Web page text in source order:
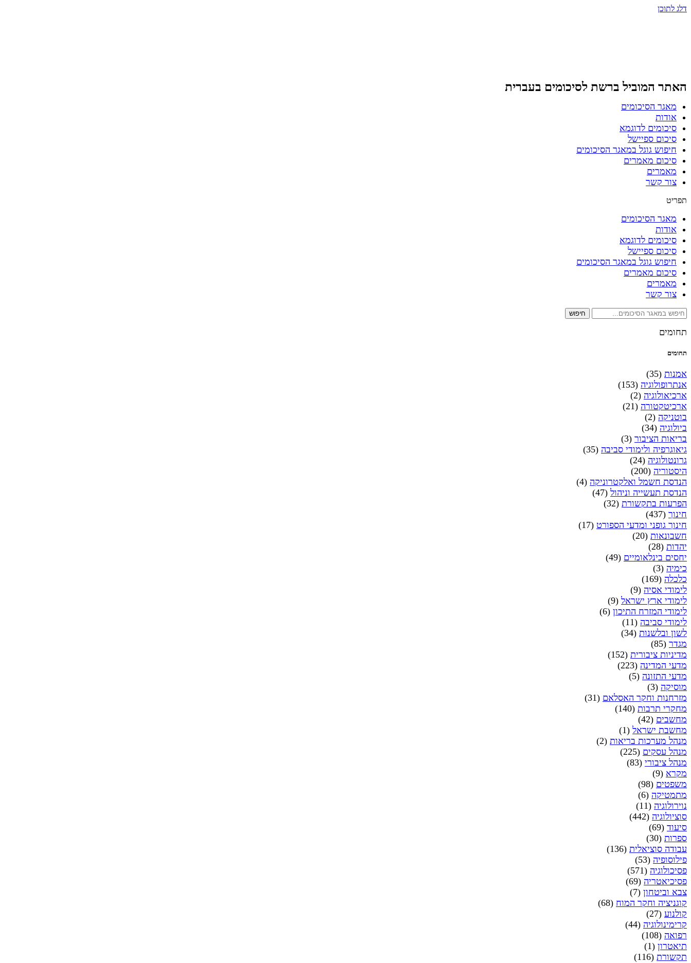
דלג לתוכן
האתר המוביל ברשת לסיכומים בעברית
מאגר הסיכומים
אודות
סיכומים לדוגמא
סיכום ספיישל
חיפוש גוגל במאגר הסיכומים
סיכום מאמרים
מאמרים
צור קשר
תפריט
מאגר הסיכומים
אודות
סיכומים לדוגמא
סיכום ספיישל
חיפוש גוגל במאגר הסיכומים
סיכום מאמרים
מאמרים
צור קשר
חיפוש
תחומים
תחומים
אמנות (35)
אנתרופולוגיה (153)
ארכיאולוגיה (2)
ארכיטקטורה (21)
בוטניקה (2)
ביולוגיה (34)
בריאות הציבור (3)
גיאוגרפיה ולימודי סביבה (35)
גרונטולוגיה (24)
היסטוריה (200)
הנדסת חשמל ואלקטרוניקה (4)
הנדסת תעשייה וניהול (47)
הפרעות בתקשורת (32)
חינוך (437)
חינוך גופני ומדעי הספורט (17)
חשבונאות (20)
יהדות (28)
יחסים בינלאומיים (49)
כימיה (3)
כלכלה (169)
לימודי אסיה (9)
לימודי ארץ ישראל (9)
לימודי המזרח התיכון (6)
לימודי סביבה (11)
לשון ובלשנות (34)
מגדר (85)
מדיניות ציבורית (152)
מדעי המדינה (223)
מדעי התזונה (5)
מוסיקה (3)
מזרחנות וחקר האסלאם (31)
מחקרי תרבות (140)
מחשבים (42)
מחשבת ישראל (1)
מנהל מערכות בריאות (2)
מנהל עסקים (225)
מנהל ציבורי (83)
מקרא (9)
משפטים (98)
מתמטיקה (6)
נוירולוגיה (11)
סוציולוגיה (442)
סיעוד (69)
ספרות (30)
עבודה סוציאלית (136)
פילוסופיה (53)
פסיכולוגיה (571)
פסיכיאטריה (69)
צבא וביטחון (7)
קוגניציה וחקר המוח (68)
קולנוע (27)
קרימינולוגיה (44)
רפואה (108)
תיאטרון (1)
תקשורת (116)